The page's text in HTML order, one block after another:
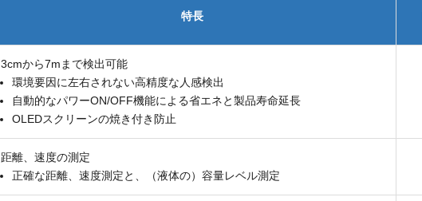
特長
3cmから7mまで検出可能
環境要因に左右されない高精度な人感検出
自動的なパワーON/OFF機能による省エネと製品寿命延長
OLEDスクリーンの焼き付き防止
距離、速度の測定
正確な距離、速度測定と、（液体の）容量レベル測定